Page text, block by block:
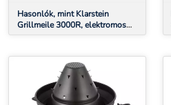
Hasonlók, mint Klarstein
Grillmeile 3000R, elektromos
grill, 3000 W, grill lap, 54,5 x